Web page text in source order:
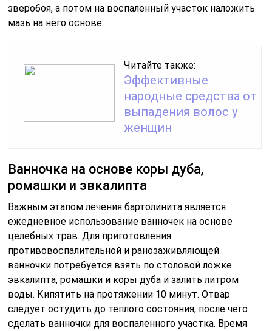
зверобоя, а потом на воспаленный участок наложить
мазь на него основе.
Читайте также:
Эффективные
народные средства от
выпадения волос у
женщин
Ванночка на основе коры дуба,
ромашки и эвкалипта
Важным этапом лечения бартолинита является
ежедневное использование ванночек на основе
целебных трав. Для приготовления
противовоспалительной и ранозаживляющей
ванночки потребуется взять по столовой ложке
эвкалипта, ромашки и коры дуба и залить литром
воды. Кипятить на протяжении 10 минут. Отвар
следует остудить до теплого состояния, после чего
сделать ванночки для воспаленного участка. Время